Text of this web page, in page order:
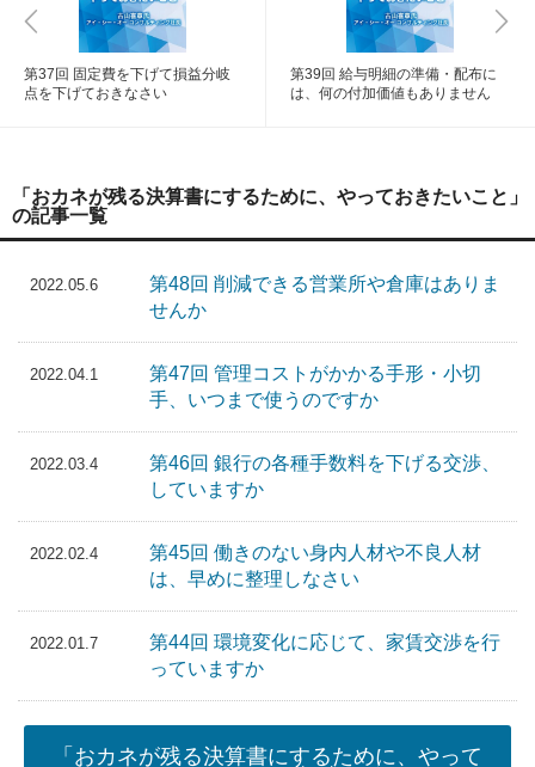
第37回 固定費を下げて損益分岐
点を下げておきなさい
第39回 給与明細の準備・配布に
は、何の付加価値もありません
「おカネが残る決算書にするために、やっておきたいこと」
の記事一覧
2022.05.6
第48回 削減できる営業所や倉庫はありま
せんか
2022.04.1
第47回 管理コストがかかる手形・小切
手、いつまで使うのですか
2022.03.4
第46回 銀行の各種手数料を下げる交渉、
していますか
2022.02.4
第45回 働きのない身内人材や不良人材
は、早めに整理しなさい
2022.01.7
第44回 環境変化に応じて、家賃交渉を行
っていますか
「おカネが残る決算書にするために、やって